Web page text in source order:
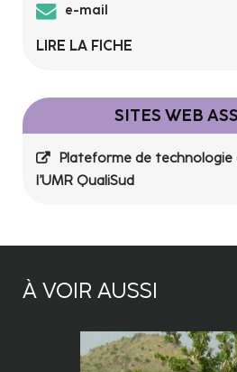
e-mail
LIRE LA FICHE
SITES WEB
Plateforme de technologie
l’UMR QualiSud
À VOIR AUSSI